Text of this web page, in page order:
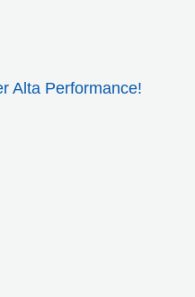
Alta Performance!